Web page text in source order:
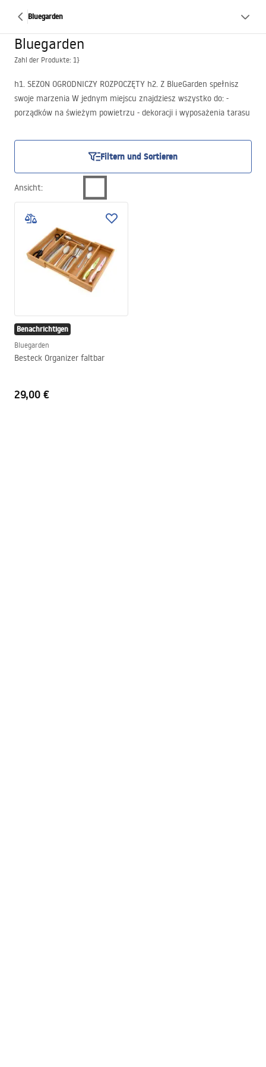
Bluegarden
Bluegarden
Zahl der Produkte: 1}
h1. SEZON OGRODNICZY ROZPOCZĘTY h2. Z BlueGarden spełnisz
swoje marzenia W jednym miejscu znajdziesz wszystko do: -
porządków na świeżym powietrzu - dekoracji i wyposażenia tarasu
ręczniki, materace i koce niezbędne podczas wakacyjnych przygód
Filtern und Sortieren
Ansicht:
Benachrichtigen
Bluegarden
Besteck Organizer faltbar
29,00 €